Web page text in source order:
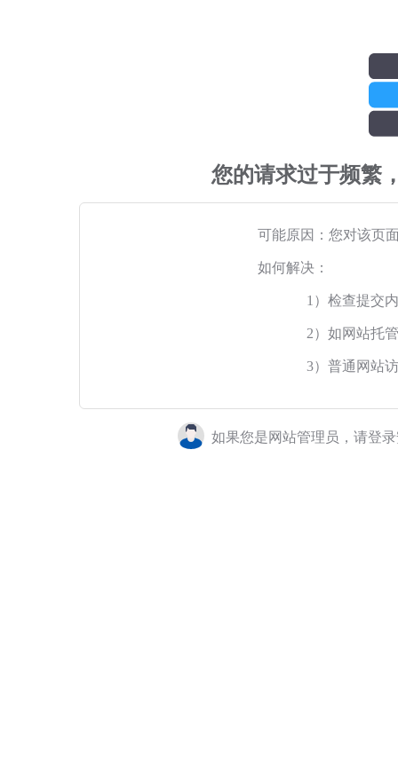
您的请求过于频繁
可能原因：您对该页
如何解决：
1）检查提交
2）如网站托
3）普通网站
如果您是网站管理员，请登